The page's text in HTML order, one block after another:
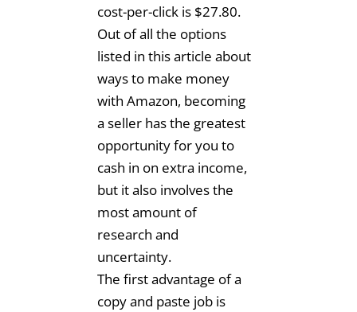
cost-per-click is $27.80.
Out of all the options
listed in this article about
ways to make money
with Amazon, becoming
a seller has the greatest
opportunity for you to
cash in on extra income,
but it also involves the
most amount of
research and
uncertainty.
The first advantage of a
copy and paste job is